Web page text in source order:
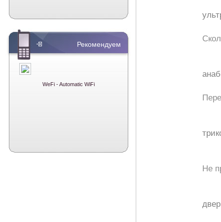
Не
Рекомендуем
WeFi - Automatic WiFi